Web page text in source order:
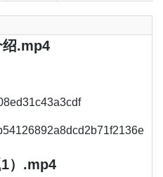
.mp4
）.mp4